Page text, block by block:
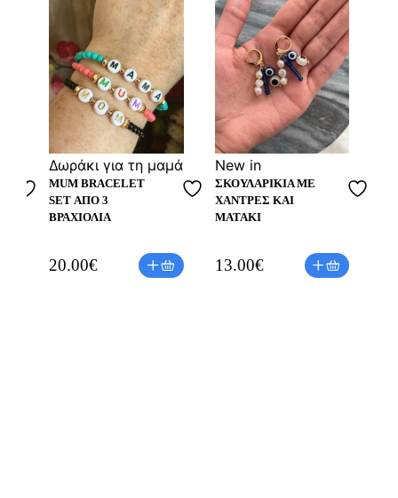
Δωράκι για τη μαμά
MUM BRACELET
SET ΑΠΌ 3
ΒΡΑΧΙΌΛΙΑ
20.00€
Νew in
ΣΚΟΥΛΑΡΊΚΙΑ ΜΕ
ΧΆΝΤΡΕΣ ΚΑΙ
ΜΑΤΆΚΙ
13.00€